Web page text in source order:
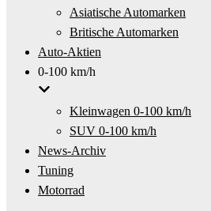
Asiatische Automarken
Britische Automarken
Auto-Aktien
0-100 km/h
Kleinwagen 0-100 km/h
SUV 0-100 km/h
News-Archiv
Tuning
Motorrad